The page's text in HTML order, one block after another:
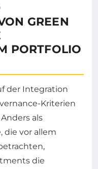
GREEN
PORTFOLIO
der Integration
Kriterien
als
die vor allem
die